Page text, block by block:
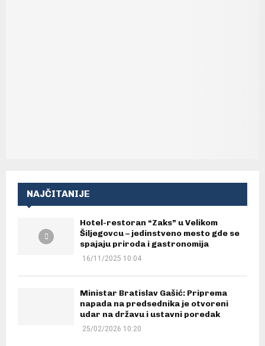
NAJČITANIJE
Hotel-restoran “Zaks” u Velikom
Šiljegovcu – jedinstveno mesto gde se
spajaju priroda i gastronomija
16/11/2025 10:04
Ministar Bratislav Gašić: Priprema
napada na predsednika je otvoreni
udar na državu i ustavni poredak
25/02/2026 10:20